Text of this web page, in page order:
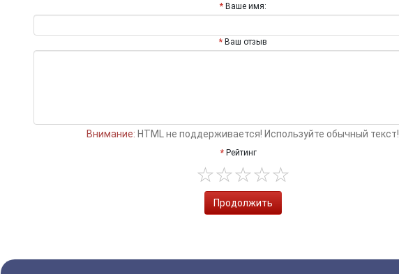
Ваше имя:
Ваш отзыв
Внимание: HTML не поддерживается! Используйте обычный текст!
Рейтинг
Продолжить